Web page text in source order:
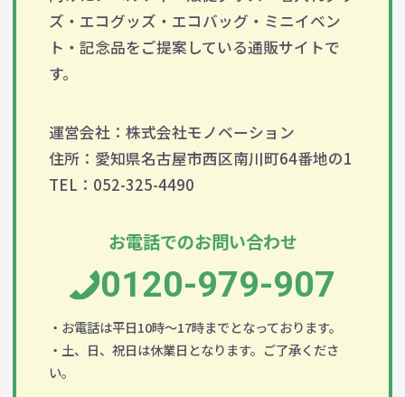
ズ・エコグッズ・エコバッグ・ミニイベン
ト・記念品をご提案している通販サイトで
す。
運営会社：株式会社モノベーション
住所：愛知県名古屋市西区南川町64番地の1
TEL：052-325-4490
お電話でのお問い合わせ
0120-979-907
・お電話は平日10時～17時までとなっております。
・土、日、祝日は休業日となります。ご了承くださ
い。